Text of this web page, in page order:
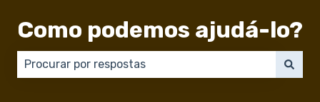
Como podemos ajudá-lo?